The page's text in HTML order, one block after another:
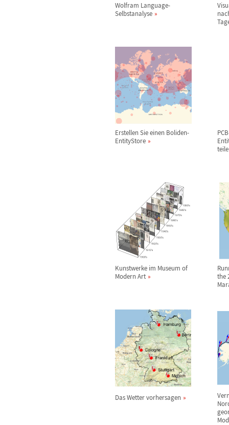
Wolfram Language-
Selbstanalyse
Erstellen Sie einen Boliden-
EntityStore
Kunstwerke im Museum of
Modern Art
the
Das Wetter vorhersagen